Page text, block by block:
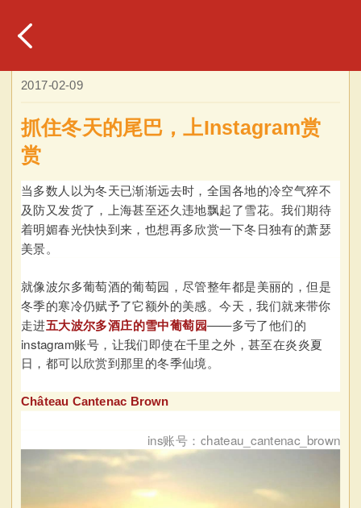
2017-02-09
抓住冬天的尾巴，上Instagram赏
赏
当多数人以为冬天已渐渐远去时，全国各地的冷空气猝不
及防又发货了，上海甚至还久违地飘起了雪花。我们期待
着明媚春光快快到来，也想再多欣赏一下冬日独有的萧瑟
美景。
就像波尔多葡萄酒的葡萄园，尽管整年都是美丽的，但是
冬季的寒冷仍赋予了它额外的美感。今天，我们就来带你
走进五大波尔多酒庄的雪中葡萄园——多亏了他们的
instagram账号，让我们即使在千里之外，甚至在炎炎夏
日，都可以欣赏到那里的冬季仙境。
Château Cantenac Brown
ins账号：chateau_cantenac_brown